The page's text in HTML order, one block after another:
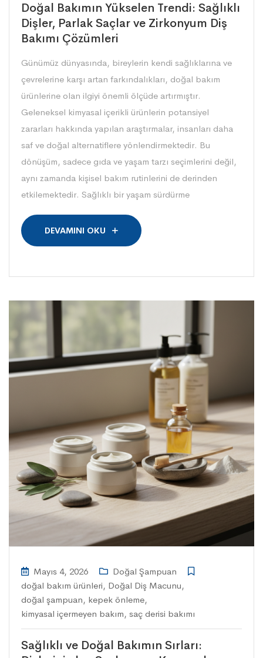
Doğal Bakımın Yükselen Trendi: Sağlıklı
Dişler, Parlak Saçlar ve Zirkonyum Diş
Bakımı Çözümleri
Günümüz dünyasında, bireylerin kendi sağlıklarına ve
çevrelerine karşı artan farkındalıkları, doğal bakım
ürünlerine olan ilgiyi önemli ölçüde artırmıştır.
Geleneksel kimyasal içerikli ürünlerin potansiyel
zararları hakkında yapılan araştırmalar, insanları daha
saf ve doğal alternatiflere yönlendirmektedir. Bu
dönüşüm, sadece gıda ve yaşam tarzı seçimlerini değil,
aynı zamanda kişisel bakım rutinlerini de derinden
etkilemektedir. Sağlıklı bir yaşam sürdürme
DEVAMINI OKU
Mayıs 4, 2026
Doğal Şampuan
doğal bakım ürünleri, Doğal Diş Macunu,
doğal şampuan, kepek önleme,
kimyasal içermeyen bakım, saç derisi bakımı
Sağlıklı ve Doğal Bakımın Sırları: